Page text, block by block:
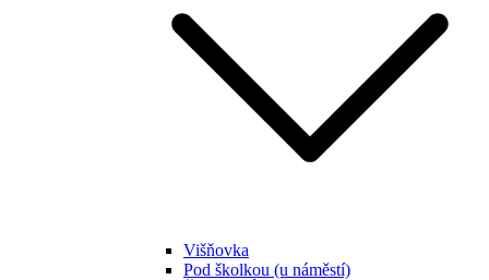
Višňovka
Pod školkou (u náměstí)